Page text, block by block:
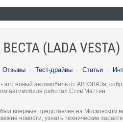
(LADA VESTA)
Отзывы · Тест-драйвы · Статьи ·
это новый автомобиль от АВТОВАЗа,
автомобиля работал Стив Маттин.
был впервые представлен на Московском
новости, узнать технические